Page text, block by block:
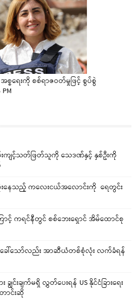
ရေးကို စစ်ရာဇဝတ်မှုဖြင့် စွပ်စွဲ
းကျင့်သတ်ဖြတ်သူကို သေဒဏ်နှင့် နှစ်ဦးကို
းနေသည့် ကလေးငယ်အလောင်းကို ရေတွင်း
ောင့် ကရင်နီတွင် စစ်ဘေးရှောင် အိမ်ထောင်စု
ေါ်သော်လည်း အာဆီယံတစ်စုံလုံး လက်ခံရန်
ျွင်းချက်မရှိ လွှတ်ပေးရန် US နိုင်ငံခြားရေး
ာင်းဆို